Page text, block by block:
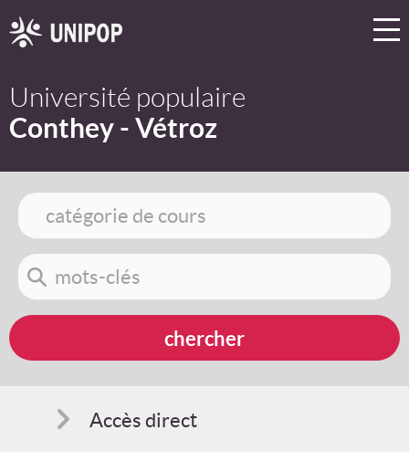
Université populaire
Conthey - Vétroz
Accès direct